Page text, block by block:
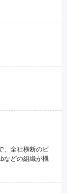
、全社横断のビ
などの組織が機